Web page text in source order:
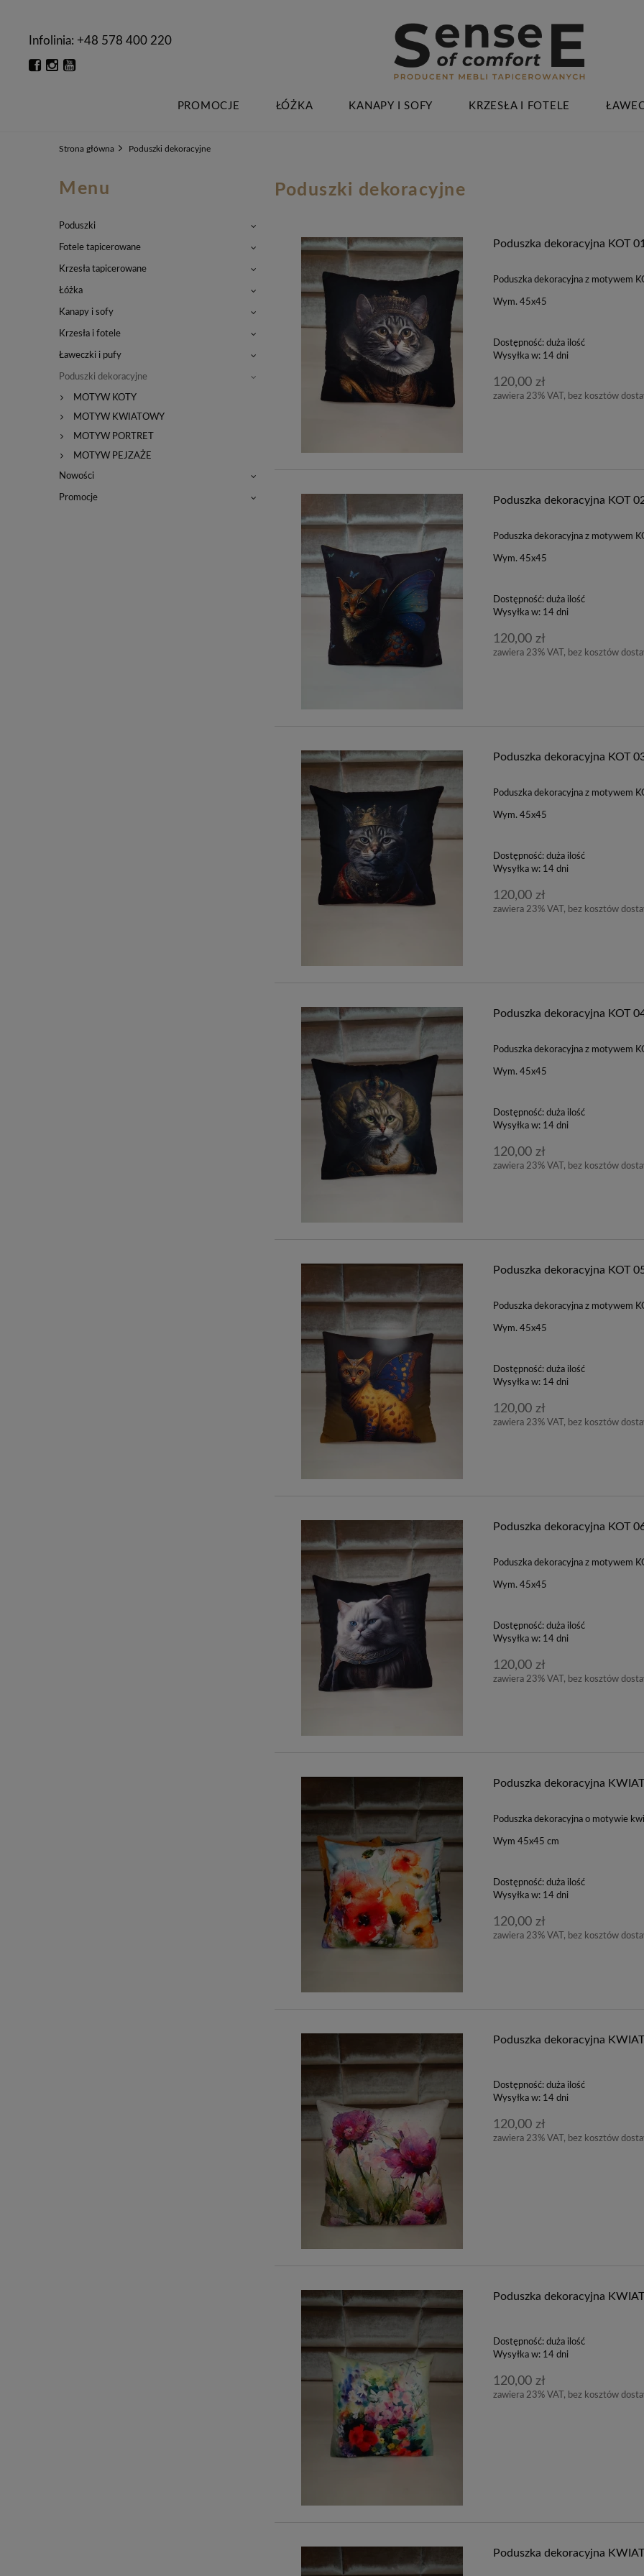
Infolinia: +48 578 400 220
PROMOCJE ŁÓŻKA KANAPY I SOFY KRZESŁA I FOTELE
Strona główna Poduszki dekoracyjne
Menu
Poduszki
Fotele tapicerowane
Krzesła tapicerowane
Łóżka
Kanapy i sofy
Krzesła i fotele
Ławeczki i pufy
Poduszki dekoracyjne
MOTYW KOTY
MOTYW KWIATOWY
MOTYW PORTRET
MOTYW PEJZAŻE
Nowości
Promocje
Poduszki dekoracyjne
Poduszka dekoracyjna KOT 01
Poduszka dekoracyjna z motywem
Wym. 45x45
Dostępność: duża ilość
Wysyłka w: 14 dni
120,00 zł
zawiera 23% VAT, bez kosztów
Poduszka dekoracyjna KOT
Poduszka dekoracyjna z motywem
Wym. 45x45
Dostępność: duża ilość
Wysyłka w: 14 dni
120,00 zł
zawiera 23% VAT, bez kosztów
Poduszka dekoracyjna KOT
Poduszka dekoracyjna z motywem
Wym. 45x45
Dostępność: duża ilość
Wysyłka w: 14 dni
120,00 zł
zawiera 23% VAT, bez kosztów
Poduszka dekoracyjna KOT
Poduszka dekoracyjna z motywem
Wym. 45x45
Dostępność: duża ilość
Wysyłka w: 14 dni
120,00 zł
zawiera 23% VAT, bez kosztów
Poduszka dekoracyjna KOT
Poduszka dekoracyjna z motywem
Wym. 45x45
Dostępność: duża ilość
Wysyłka w: 14 dni
120,00 zł
zawiera 23% VAT, bez kosztów
Poduszka dekoracyjna KOT
Poduszka dekoracyjna z motywem
Wym. 45x45
Dostępność: duża ilość
Wysyłka w: 14 dni
120,00 zł
zawiera 23% VAT, bez kosztów
Poduszka dekoracyjna
Poduszka dekoracyjna o motywie
Wym 45x45 cm
Dostępność: duża ilość
Wysyłka w: 14 dni
120,00 zł
zawiera 23% VAT, bez kosztów
Poduszka dekoracyjna
Dostępność: duża ilość
Wysyłka w: 14 dni
120,00 zł
zawiera 23% VAT, bez kosztów
Poduszka dekoracyjna
Dostępność: duża ilość
Wysyłka w: 14 dni
120,00 zł
zawiera 23% VAT, bez kosztów
Poduszka dekoracyjna